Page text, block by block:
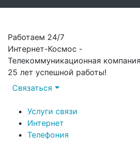
Работаем 24/7
Интернет-Космоc -
Телекоммуникационная компания
25 лет успешной работы!
Связаться
Услуги связи
Интернет
Телефония